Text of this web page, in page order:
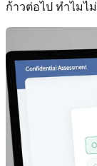
ก้าวต่อไป ทำไมไม่